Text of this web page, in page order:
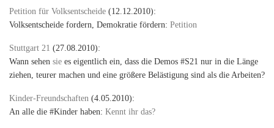
Petition für Volksentscheide (12.12.2010):
Volksentscheide fordern, Demokratie fördern: Petition
Stuttgart 21 (27.08.2010):
Wann sehen sie es eigentlich ein, dass die Demos #S21 nur in die Länge
ziehen, teurer machen und eine größere Belästigung sind als die Arbeiten?
Kinder-Freundschaften (4.05.2010):
An alle die #Kinder haben: Kennt ihr das?